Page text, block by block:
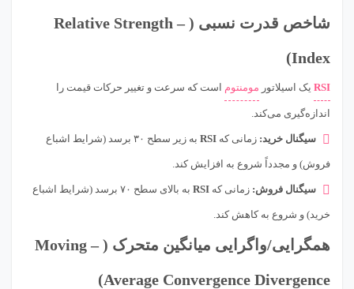
شاخص قدرت نسبی ( – Relative Strength
Index)
RSI یک اسیلاتور مومنتوم است که سرعت و تغییر حرکات قیمت را
اندازه‌گیری می‌کند.
سیگنال خرید: زمانی که RSI به زیر سطح ۳۰ برسد (شرایط اشباع
فروش) و مجدداً شروع به افزایش کند.
سیگنال فروش: زمانی که RSI به بالای سطح ۷۰ برسد (شرایط اشباع
خرید) و شروع به کاهش کند.
همگرایی/واگرایی میانگین متحرک ( – Moving
Average Convergence Divergence)